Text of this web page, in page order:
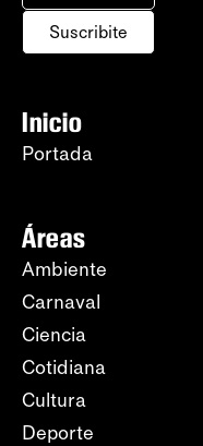
Suscribite
Inicio
Portada
Áreas
Ambiente
Carnaval
Ciencia
Cotidiana
Cultura
Deporte